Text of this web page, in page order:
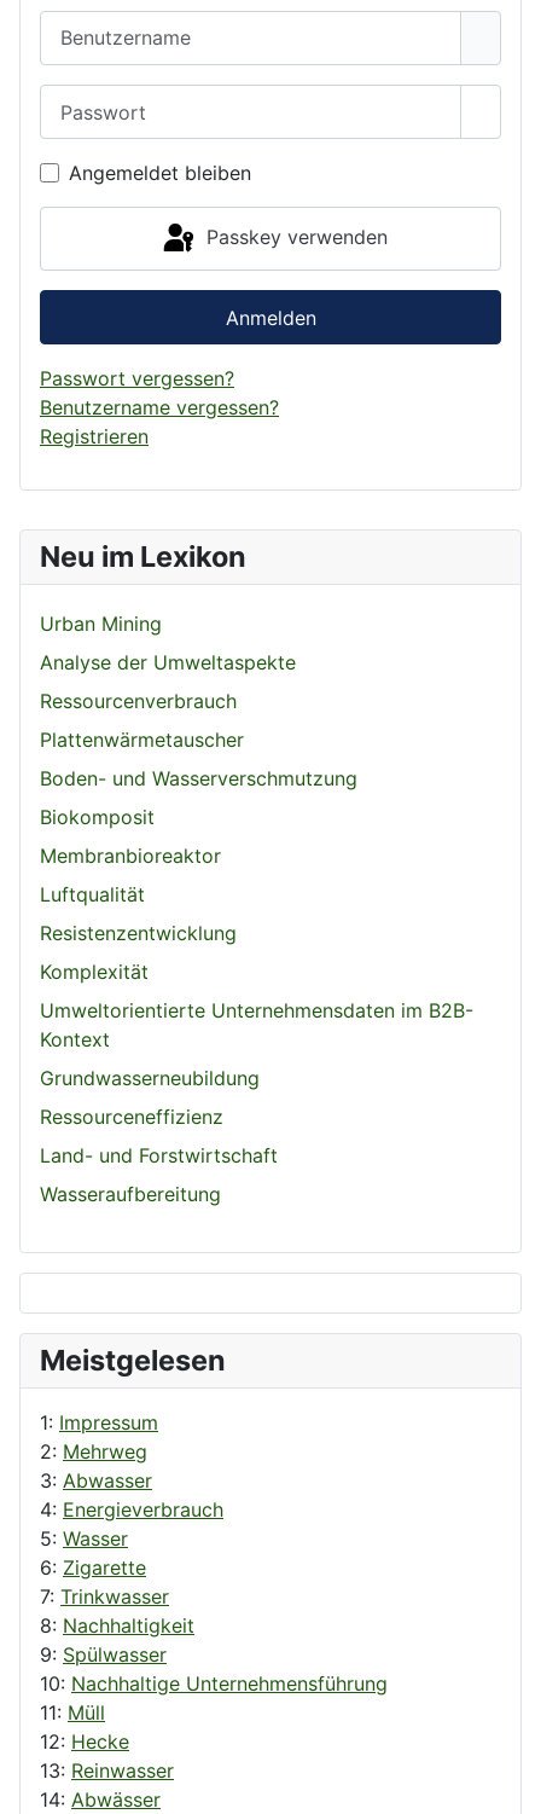
Neu im Lexikon
Urban Mining
Analyse der Umweltaspekte
Ressourcenverbrauch
Plattenwärmetauscher
Boden- und Wasserverschmutzung
Biokomposit
Membranbioreaktor
Luftqualität
Resistenzentwicklung
Komplexität
Umweltorientierte Unternehmensdaten im B2B-
Kontext
Grundwasserneubildung
Ressourceneffizienz
Land- und Forstwirtschaft
Wasseraufbereitung
Meistgelesen
1: Impressum
2: Mehrweg
3: Abwasser
4: Energieverbrauch
5: Wasser
6: Zigarette
7: Trinkwasser
8: Nachhaltigkeit
9: Spülwasser
10: Nachhaltige Unternehmensführung
11: Müll
12: Hecke
13: Reinwasser
14: Abwässer
Angemeldet bleiben
Passkey verwenden
Anmelden
Passwort vergessen?
Benutzername vergessen?
Registrieren